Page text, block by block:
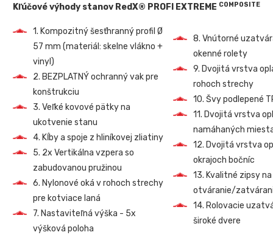
Kľúčové výhody stanov RedX® PROFI EXTREME COMPOSITE
1. Kompozitný šesťhranný profil Ø
57 mm (materiál: skelne vlákno +
vinyl)
2. BEZPLATNÝ ochranný vak pre
konštrukciu
3. Veľké kovové pätky na
ukotvenie stanu
4. Kĺby a spoje z hliníkovej zliatiny
5. 2x Vertikálna vzpera so
zabudovanou pružinou
6. Nylonové oká v rohoch strechy
pre kotviace laná
7. Nastaviteľná výška - 5x
výšková poloha
8. Vnútorné
okenné rolety
9. Dvojitá vrstva
rohoch strechy
10. Švy podlepené
11. Dvojitá vrstva
namáhaných
12. Dvojitá vrstva
okrajoch bočníc
13. Kvalitné zipsy na
otváranie/
14. Rolovacie
široké dvere